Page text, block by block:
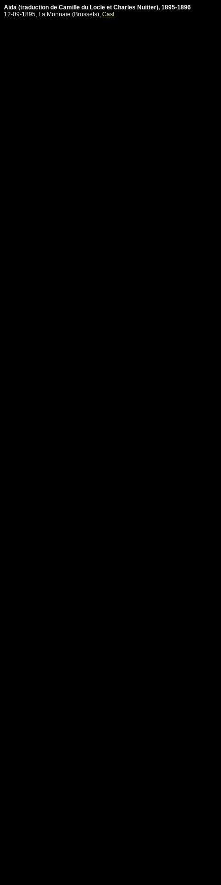
Aida (traduction de Camille du Locle et Charles Nuitter), 1895-1896
12-09-1895, La Monnaie (Brussels), Cast